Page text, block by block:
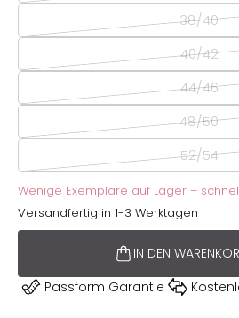
38/40
40/42
44/46
48/50
52/54
Wenige Exemplare auf Lager –
Versandfertig in 1-3 Werktagen
IN DEN
Passform Garantie